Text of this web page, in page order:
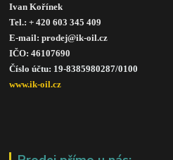
Ivan Kořínek
Tel.: + 420 603 345 409
E-mail: prodej@ik-oil.cz
IČO: 46107690
Číslo účtu: 19-8385980287/0100
www.ik-oil.cz